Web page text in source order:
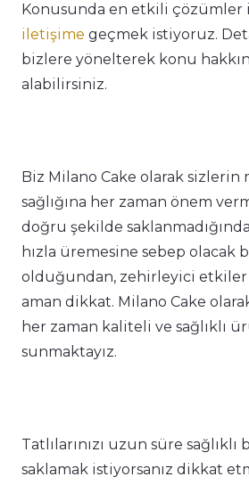
Konusunda en etkili çözümler
iletişime geçmek istiyoruz.
bizlere yönelterek konu
alabilirsiniz.
Biz Milano Cake olarak
sağlığına her zaman önem
doğru şekilde
hızla üremesine sebep olacak
olduğundan, zehirleyici etkiler
aman dikkat. Milano Cake
her zaman kaliteli ve sağlıklı
sunmaktayız.
Tatlılarınızı uzun süre sağlıklı
saklamak istiyorsanız dikkat